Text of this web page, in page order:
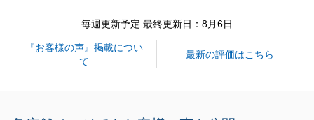
毎週更新予定 最終更新日：8月6日
『お客様の声』掲載につい
て
最新の評価はこちら